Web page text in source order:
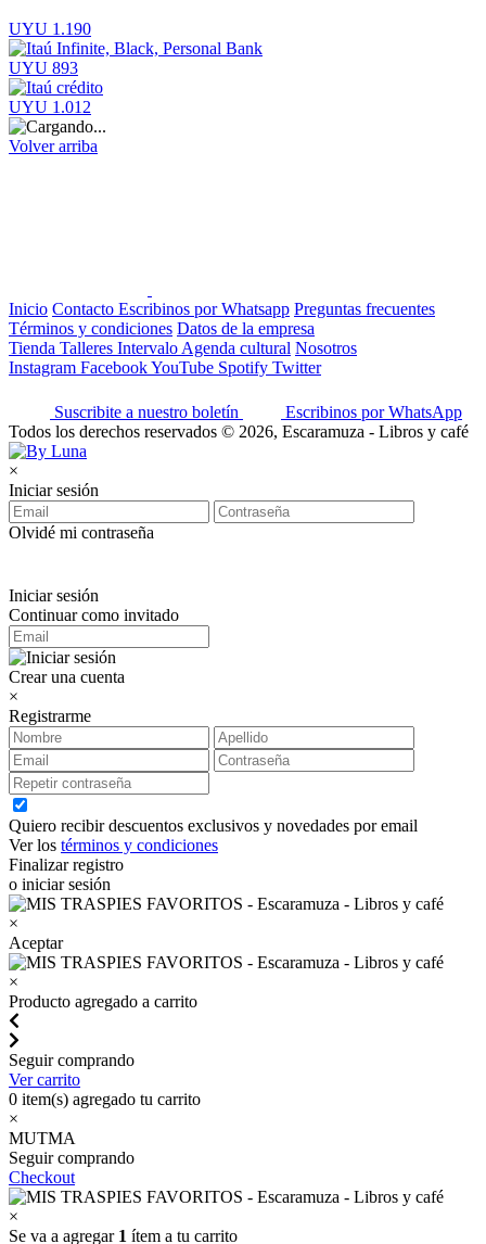
UYU 1.190
UYU 893
UYU 1.012
Volver arriba
Inicio Contacto Escribinos por Whatsapp Preguntas frecuentes
Términos y condiciones Datos de la empresa
Tienda Talleres Intervalo Agenda cultural Nosotros
Instagram FacebookYouTube Spotify Twitter
Suscribite a nuestro boletín
Escribinos por WhatsApp
Todos los derechos reservados © 2026, Escaramuza - Libros y café
×
Iniciar sesión
Olvidé mi contraseña
Iniciar sesión
Continuar como invitado
Crear una cuenta
×
Registrarme
Quiero recibir descuentos exclusivos y novedades por email
Ver los términos y condiciones
Finalizar registro
o iniciar sesión
×
Aceptar
×
Producto agregado a carrito
Seguir comprando
Ver carrito
0 item(s) agregado tu carrito
×
MUTMA
Seguir comprando
Checkout
×
Se va a agregar 1 ítem a tu carrito